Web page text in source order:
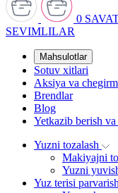
0
SEVIMLILAR
Mahsulotlar
Sotuv xitlari
Aksiya va
Brendlar
Blog
Yetkazib berish va
Yuzni tozalash
Makiyajni
Yuzni
Yuz terisi